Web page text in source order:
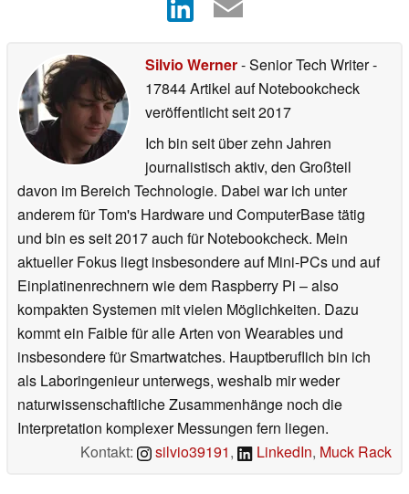
Silvio Werner- Senior Tech Writer-
17844 Artikel auf Notebookcheck
veröffentlichtseit 2017
Ich bin seit über zehn Jahren
journalistisch aktiv, den Großteil
davon im Bereich Technologie. Dabei war ich unter
anderem für Tom's Hardware und ComputerBase tätig
und bin es seit 2017 auch für Notebookcheck. Mein
aktueller Fokus liegt insbesondere auf Mini-PCs und auf
Einplatinenrechnern wie dem Raspberry Pi – also
kompakten Systemen mit vielen Möglichkeiten. Dazu
kommt ein Faible für alle Arten von Wearables und
insbesondere für Smartwatches. Hauptberuflich bin ich
als Laboringenieur unterwegs, weshalb mir weder
naturwissenschaftliche Zusammenhänge noch die
Interpretation komplexer Messungen fern liegen.
Kontakt:
silvio39191, LinkedIn, Muck Rack